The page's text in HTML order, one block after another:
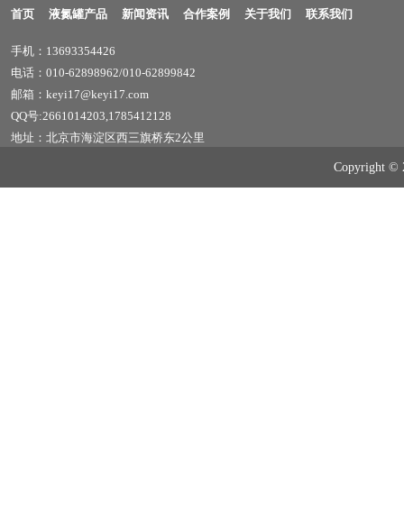
首页 液氮罐产品 新闻资讯 合作案例 关于我们 联系我们
手机：13693354426
电话：010-62898962/010-62899842
邮箱：keyi17@keyi17.com
QQ号:2661014203,1785412128
地址：北京市海淀区西三旗桥东2公里
Copyright ©